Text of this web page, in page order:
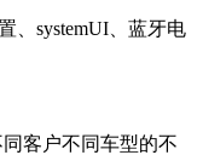
、systemUI、蓝牙电
客户不同车型的不